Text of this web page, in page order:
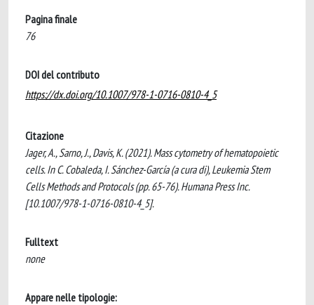
Pagina finale
76
DOI del contributo
https://dx.doi.org/10.1007/978-1-0716-0810-4_5
Citazione
Jager, A., Sarno, J., Davis, K. (2021). Mass cytometry of hematopoietic
cells. In C. Cobaleda, I. Sánchez-García (a cura di), Leukemia Stem
Cells Methods and Protocols (pp. 65-76). Humana Press Inc.
[10.1007/978-1-0716-0810-4_5].
Fulltext
none
Appare nelle tipologie: